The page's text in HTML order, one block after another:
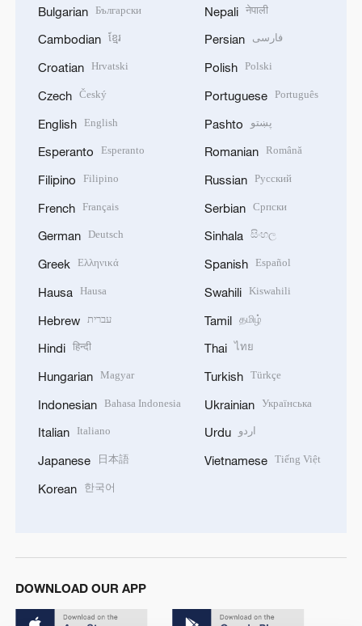
Bulgarian Български
Cambodian ខ្មែរ
Croatian Hrvatski
Czech Český
English English
Esperanto Esperanto
Filipino Filipino
French Français
German Deutsch
Greek Ελληνικά
Hausa Hausa
Hebrew עברית
Hindi हिन्दी
Hungarian Magyar
Indonesian Bahasa Indonesia
Italian Italiano
Japanese 日本語
Korean 한국어
Nepali नेपाली
Persian فارسی
Polish Polski
Portuguese Português
Pashto پښتو
Romanian Română
Russian Русский
Serbian Српски
Sinhala සිංහල
Spanish Español
Swahili Kiswahili
Tamil தமிழ்
Thai ไทย
Turkish Türkçe
Ukrainian Українська
Urdu اردو
Vietnamese Tiếng Việt
DOWNLOAD OUR APP